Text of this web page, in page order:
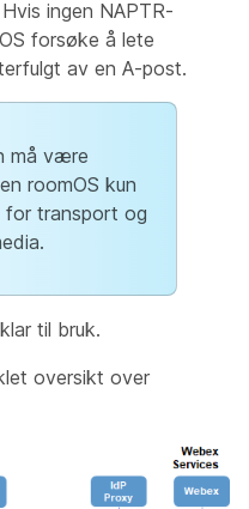
ingen NAPTR-
forsøke å lete
av en A-post.
må være
roomOS kun
transport og
til bruk.
oversikt over